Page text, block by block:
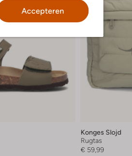
Accepteren
Konges Slojd
Rugtas
€ 59,99